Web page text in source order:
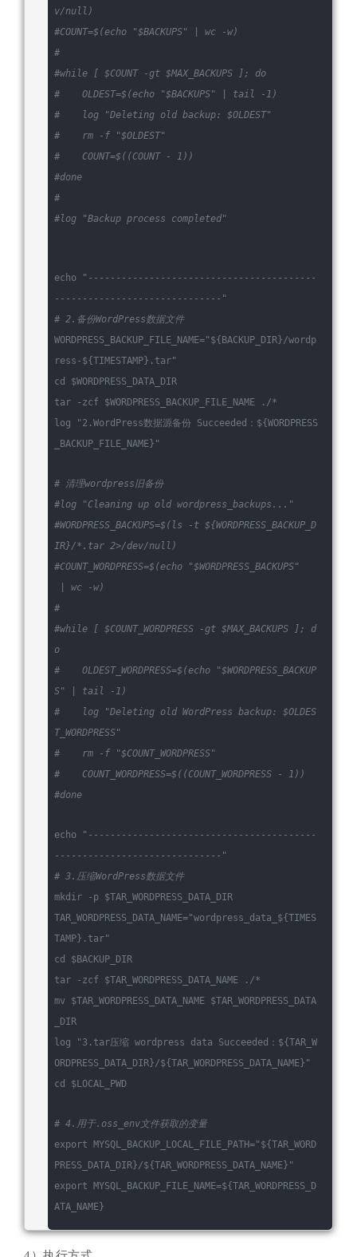
v/null)
#COUNT=$(echo
"$BACKUPS"
| wc -w)
#
#while [ $COUNT -gt $MAX_BACKUPS ]; do
#    OLDEST=$(echo
"$BACKUPS"
| tail -1)
#    log
"Deleting old backup: $OLDEST"
#    rm -f
"$OLDEST"
#    COUNT=$((COUNT - 1))
#done
#
#log
"Backup process completed"
echo
"-----------------------------------------
------------------------------"
# 2.备份WordPress数据文件
WORDPRESS_BACKUP_FILE_NAME=" ${BACKUP_DIR}/wordp
ress- ${TIMESTAMP} .tar"
cd
$WORDPRESS_DATA_DIR
tar -zcf $WORDPRESS_BACKUP_FILE_NAME ./*
log
"2.WordPress数据源备份 Succeeded： ${WORDPRESS
_BACKUP_FILE_NAME} "
# 清理wordpress旧备份
#log
"Cleaning up old wordpress_backups..."
#WORDPRESS_BACKUPS=$(ls -t ${WORDPRESS_BACKUP_D
IR}/*.tar 2>/dev/null)
#COUNT_WORDPRESS=$(echo
"$WORDPRESS_BACKUPS"
| wc -w)
#
#while [ $COUNT_WORDPRESS -gt $MAX_BACKUPS ]; d
o
#    OLDEST_WORDPRESS=$(echo
"$WORDPRESS_BACKUP
S"
| tail -1)
#    log
"Deleting old WordPress backup: $OLDES
T_WORDPRESS"
#    rm -f
"$COUNT_WORDPRESS"
#    COUNT_WORDPRESS=$((COUNT_WORDPRESS - 1))
#done
echo
"-----------------------------------------
------------------------------"
# 3.压缩WordPress数据文件
mkdir -p $TAR_WORDPRESS_DATA_DIR
TAR_WORDPRESS_DATA_NAME="wordpress_data_ ${TIMES
TAMP} .tar"
cd
$BACKUP_DIR
tar -zcf $TAR_WORDPRESS_DATA_NAME ./*
mv $TAR_WORDPRESS_DATA_NAME $TAR_WORDPRESS_DATA
_DIR
log
"3.tar压缩 wordpress data Succeeded： ${TAR_W
ORDPRESS_DATA_DIR}/${TAR_WORDPRESS_DATA_NAME} "
cd
$LOCAL_PWD
# 4.用于.oss_env文件获取的变量
export MYSQL_BACKUP_LOCAL_FILE_PATH=" ${TAR_WORD
PRESS_DATA_DIR}/${TAR_WORDPRESS_DATA_NAME} "
export MYSQL_BACKUP_FILE_NAME=${TAR_WORDPRESS_D
ATA_NAME}